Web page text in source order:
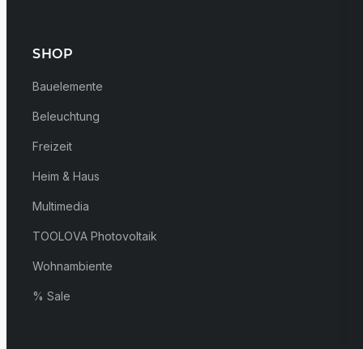
SHOP
Bauelemente
Beleuchtung
Freizeit
Heim & Haus
Multimedia
TOOLOVA Photovoltaik
Wohnambiente
% Sale